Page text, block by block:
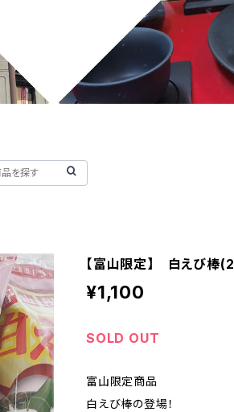
【富山限定】 白えび棒
¥1,100
SOLD OUT
富山限定商品
白えび棒の登場！